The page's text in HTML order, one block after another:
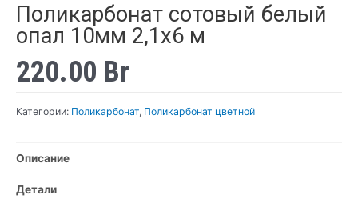
Поликарбонат сотовый белый
опал 10мм 2,1х6 м
220.00 Br
Категории: Поликарбонат, Поликарбонат цветной
Описание
Детали